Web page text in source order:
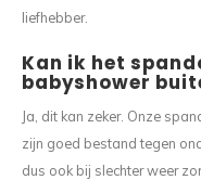
liefhebber.
Kan ik het
babyshower
Ja, dit kan zeker. Onze
zijn goed bestand tegen
dus ook bij slechter weer